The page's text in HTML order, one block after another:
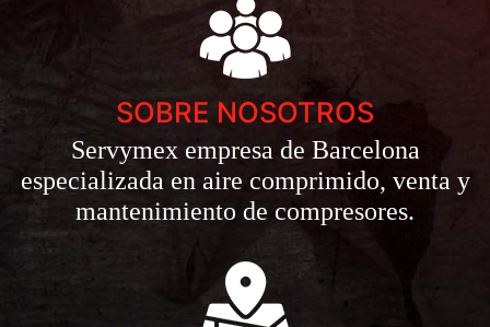
SOBRE NOSOTROS
Servymex empresa de Barcelona
especializada en aire comprimido, venta y
mantenimiento de compresores.